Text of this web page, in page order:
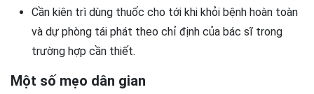
Cần kiên trì dùng thuốc cho tới khi khỏi bệnh hoàn toàn
và dự phòng tái phát theo chỉ định của bác sĩ trong
trường hợp cần thiết.
Một số mẹo dân gian